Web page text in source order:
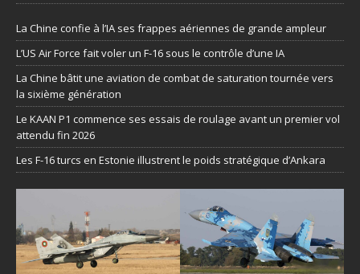
La Chine confie à l’IA ses frappes aériennes de grande ampleur
L’US Air Force fait voler un F-16 sous le contrôle d’une IA
La Chine bâtit une aviation de combat de saturation tournée vers
la sixième génération
Le KAAN P1 commence ses essais de roulage avant un premier vol
attendu fin 2026
Les F-16 turcs en Estonie illustrent le poids stratégique d’Ankara